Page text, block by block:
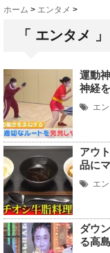
ホーム > エンタメ >
「 エンタメ
運動
神経
エ
アウ
品に
エ
ダウ
る高